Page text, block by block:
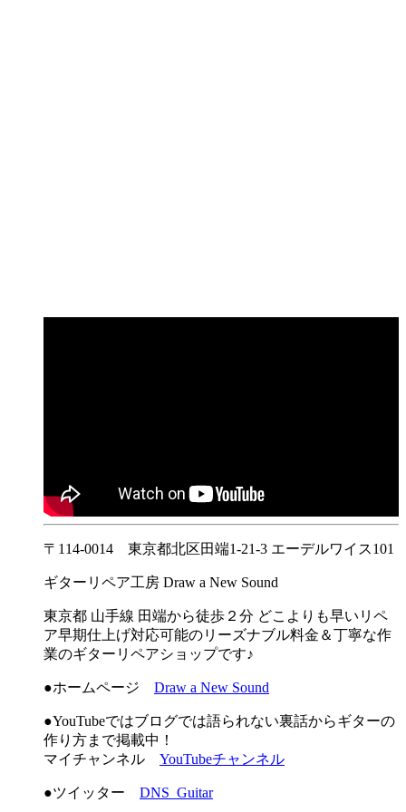
〒114-0014 東京都北区田端1-21-3 エーデルワイス101
ギターリペア工房 Draw a New Sound
東京都 山手線 田端から徒歩２分 どこよりも早いリペ
ア早期仕上げ対応可能のリーズナブル料金＆丁寧な作
業のギターリペアショップです♪
●ホームページ Draw a New Sound
●YouTubeではブログでは語られない裏話からギターの
作り方まで掲載中！
マイチャンネル YouTubeチャンネル
●ツイッター DNS_Guitar